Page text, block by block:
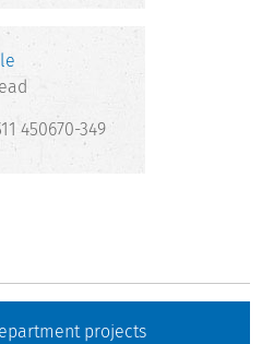
450670-349
projects